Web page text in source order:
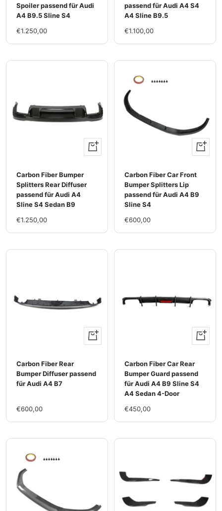
Spoiler passend für Audi
A4 B9.5 Sline S4
Im
€1.250,00
passend für Audi A4 S4
A4 Sline B9.5
Im
€1.100,00
+
Hinzufügen
Carbon Fiber Bumper
Splitters Rear Diffuser
passend für Audi A4
Sline S4 Sedan B9
Im
€1.250,00
+
Carbon Fiber Car Front
Bumper Splitters Lip
passend für Audi A4 B9
Sline S4
Im
€600,00
+
Hinzufügen
Carbon Fiber Rear
Bumper Diffuser passend
für Audi A4 B7
Im
€600,00
+
Carbon Fiber Car Rear
Bumper Guard passend
für Audi A4 B9 Sline S4
A4 Sedan 4-Door
Im
€450,00